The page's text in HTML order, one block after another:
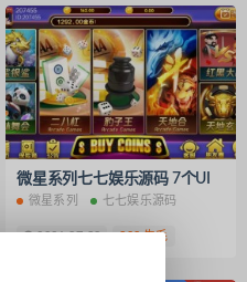
微星系列七七娱乐源码 7个UI
微星系列 七七娱乐源码
2026-07-30 398 牛毛